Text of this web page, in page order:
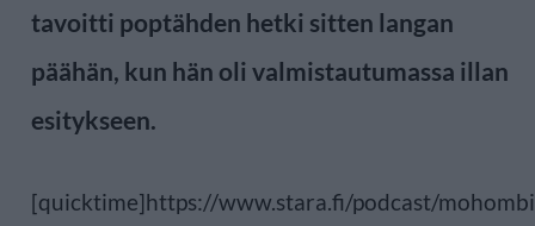
tavoitti poptähden hetki sitten langan
päähän, kun hän oli valmistautumassa illan
esitykseen.
[quicktime]https://www.stara.fi/podcast/